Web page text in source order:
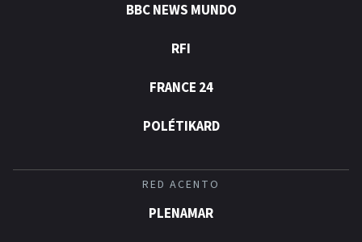
BBC NEWS MUNDO
RFI
FRANCE 24
POLÉTIKARD
RED ACENTO
PLENAMAR